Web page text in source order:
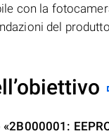
con la
del
«2B000001: